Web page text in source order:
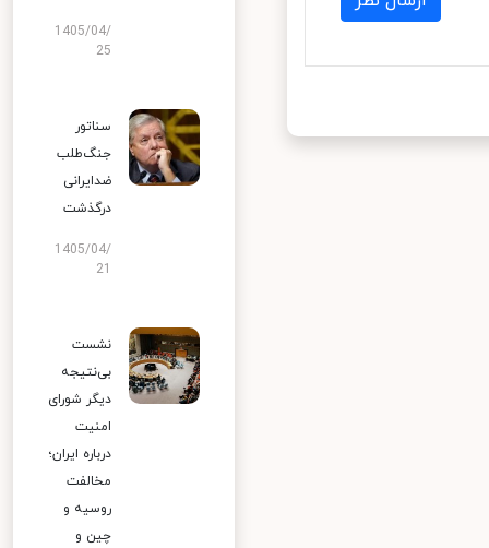
1405/04/
25
سناتور
جنگ‌طلب
ضدایرانی
درگذشت
1405/04/
نشست
بی‌نتیجه
دیگر شورای
امنیت
درباره ایران؛
مخالفت
روسیه و
چین و